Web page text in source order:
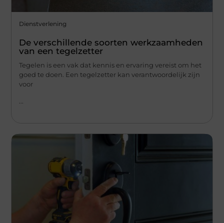
Dienstverlening
De verschillende soorten werkzaamheden
van een tegelzetter
Tegelen is een vak dat kennis en ervaring vereist om het
goed te doen. Een tegelzetter kan verantwoordelijk zijn
voor